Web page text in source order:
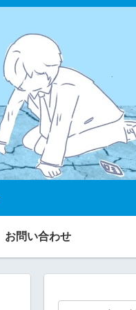
お問い合わせ